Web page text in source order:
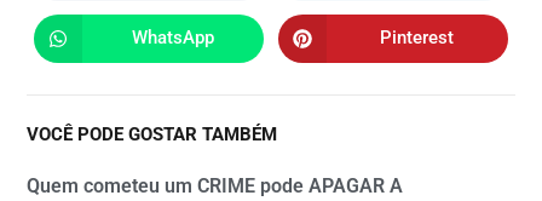
WhatsApp Pinterest
VOCÊ PODE GOSTAR TAMBÉM
Quem cometeu um CRIME pode APAGAR A